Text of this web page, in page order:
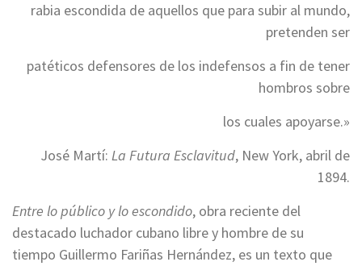
rabia escondida de aquellos que para subir al mundo,
pretenden ser
patéticos defensores de los indefensos a fin de tener
hombros sobre
los cuales apoyarse.»
José Martí: La Futura Esclavitud, New York, abril de
1894.
Entre lo público y lo escondido, obra reciente del
destacado luchador cubano libre y hombre de su
tiempo Guillermo Fariñas Hernández, es un texto que